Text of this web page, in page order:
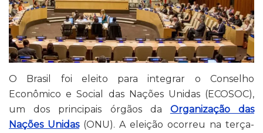
O Brasil foi eleito para integrar o Conselho
Econômico e Social das Nações Unidas (ECOSOC),
um dos principais órgãos da Organização das
Nações Unidas(ONU). A eleição ocorreu na terça-